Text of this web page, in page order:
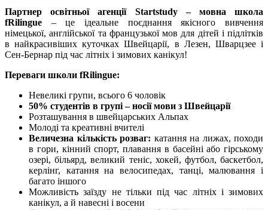
Партнер освітньої агенції Startstudy – мовна школа
fRilingue – це ідеальне поєднання якісного вивчення
німецької, англійської та французької мов для дітей і підлітків
в найкрасивіших куточках Швейцарії, в Лезен, Шварцзее і
Сен-Бернар під час літніх і зимових канікул!
Переваги школи fRilingue:
Невеликі групи, всього 6 чоловік
50% студентів в групі – носії мови з Швейцарії
Розташування в швейцарських Альпах
Молоді та креативні вчителі
Величезна кількість розваг: катання на лижах, походи
в гори, кінний спорт, плавання в басейні або гірському
озері, більярд, великий теніс, хокей, футбол, баскетбол,
керлінг, катання на велосипедах, танці, малювання і
багато іншого
Можливість заїзду не тільки під час літніх і зимових
канікул, а й навесні і восени